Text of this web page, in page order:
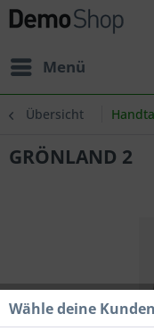
Menü
Übersicht
GRÖNLAND 2
Wähle deine